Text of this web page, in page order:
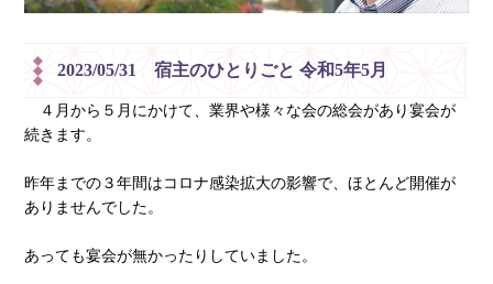
2023/05/31 宿主のひとりごと 令和5年5月
４月から５月にかけて、業界や様々な会の総会があり宴会が
続きます。
昨年までの３年間はコロナ感染拡大の影響で、ほとんど開催が
ありませんでした。
あっても宴会が無かったりしていました。